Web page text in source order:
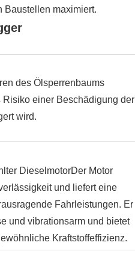
Baustellen maximiert.
des Ölsperrenbaums
einer Beschädigung der
wird.
DieselmotorDer Motor
und liefert eine
Fahrleistungen. Er
und vibrationsarm und bietet
Kraftstoffeffizienz.